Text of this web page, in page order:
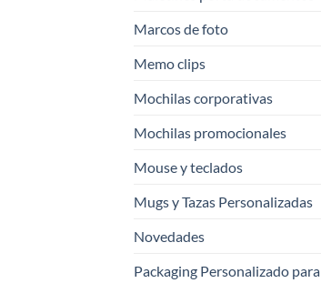
Marcos de foto
Memo clips
Mochilas corporativas
Mochilas promocionales
Mouse y teclados
Mugs y Tazas Personalizadas
Novedades
Packaging Personalizado para